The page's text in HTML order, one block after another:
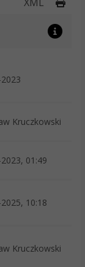
Kruczkowski
01:49
10:18
Kruczkowski